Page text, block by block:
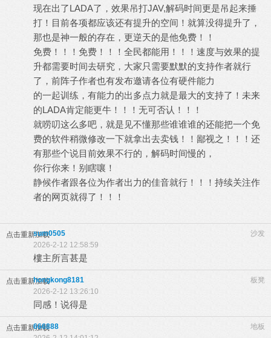
现在出了LADA了，效果吊打JAV,解码时间更是吊起来捶
打！目前各项都应该还有提升的空间！就算没得提升了，
那也是神一般的存在，更逆天的是他免费！！
免费！！！免费！！！全民都能用！！！速度与效果的提
升都需要时间去研究，大家只需要默默的支持作者就行
了，前阵子作者也有发布邀请各位有硬件能力
的一起训练，有能力的出多点力就是最大的支持了！未来
的LADA肯定能更牛！！！无可否认！！！
就唠叨这么多吧，就是见不懂那些谁谁谁的还能把一个免
费的软件稍微修改一下就拿出去卖钱！！鄙视之！！！还
有那些个说目前效果不行的，解码时间慢的，
你行你来！别瞎嚷！
静候作者跟各位为作者出力的佳音就行！！！持续关注作
者的网页就得了！！！
点击重新加载 沙发
sum0505
2026-2-12 12:58:59
樓主所言甚是
点击重新加载 板凳
hongkong8181
2026-2-12 13:26:10
同感！说得是
点击重新加载 地板
666888